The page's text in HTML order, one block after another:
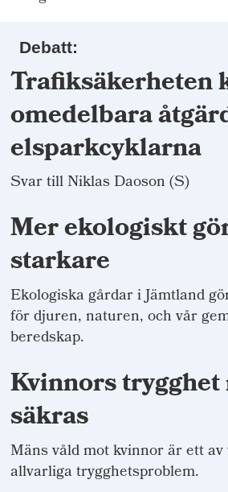
Debatt:
Trafiksäkerheten
omedelbara
elsparkcyklarna
Svar till Niklas Daoson (S)
Mer ekologiskt
starkare
Ekologiska gårdar i Jämtland
för djuren, naturen, och vår
beredskap.
Kvinnors trygghet
säkras
Mäns våld mot kvinnor är ett
allvarliga trygghetsproblem.